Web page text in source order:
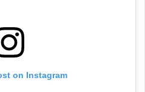
on Instagram